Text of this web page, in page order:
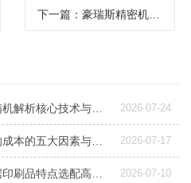
下一篇 ：豪瑞斯精密机械自动内孔清废机革新印刷后道工序
2026-07-24
2026-07-17
2026-07-10